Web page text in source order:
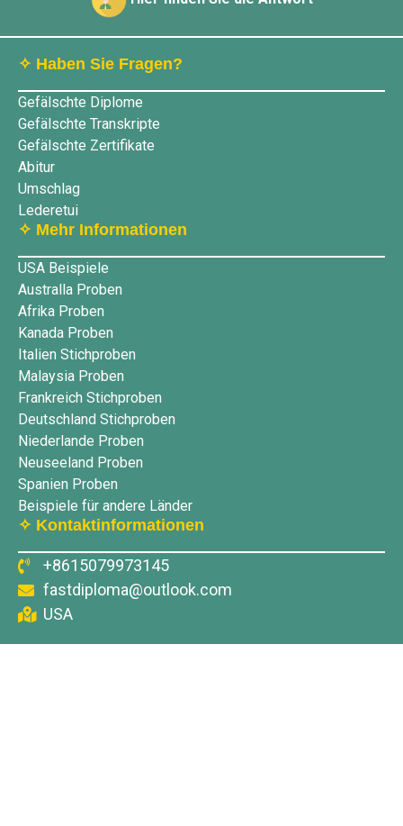
✧ Haben Sie Fragen?
Gefälschte Diplome
Gefälschte Transkripte
Gefälschte Zertifikate
Abitur
Umschlag
Lederetui
✧ Mehr Informationen
USA Beispiele
Australla Proben
Afrika Proben
Kanada Proben
Italien Stichproben
Malaysia Proben
Frankreich Stichproben
Deutschland Stichproben
Niederlande Proben
Neuseeland Proben
Spanien Proben
Beispiele für andere Länder
✧ Kontaktinformationen
+8615079973145
fastdiploma@outlook.com
USA